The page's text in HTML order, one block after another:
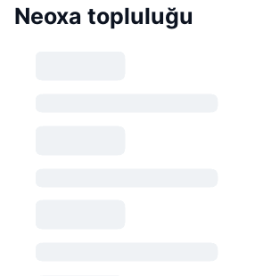
Neoxa topluluğu